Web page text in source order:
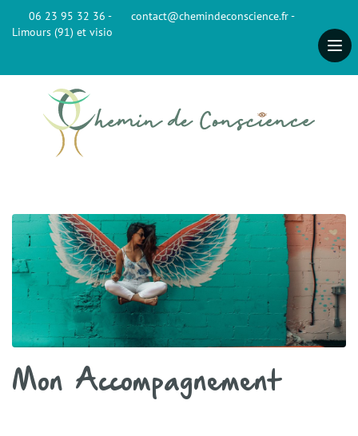
06 23 95 32 36 -
contact@chemindeconscience.fr -
Limours (91) et visio
Mon Accompagnement